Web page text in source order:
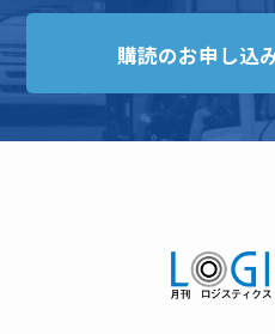
購読のお申し込